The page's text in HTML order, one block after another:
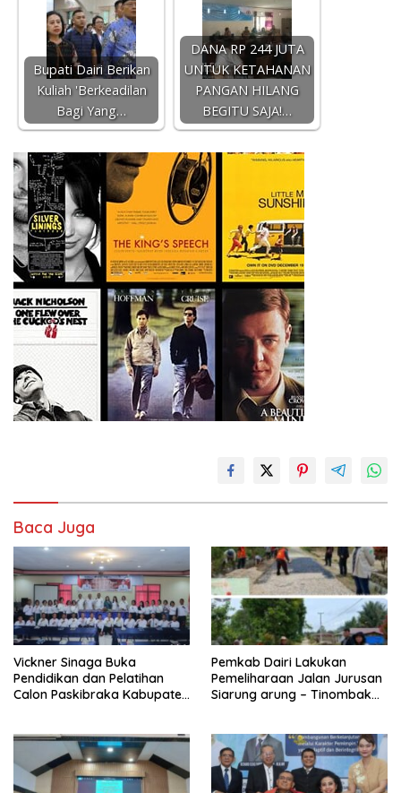
Bupati Dairi Berikan
Kuliah 'Berkeadilan
Bagi Yang…
DANA RP 244 JUTA
UNTUK KETAHANAN
PANGAN HILANG
BEGITU SAJA!…
Baca Juga
Vickner Sinaga Buka
Pendidikan dan Pelatihan
Calon Paskibraka Kabupaten
Pemkab Dairi Lakukan
Pemeliharaan Jalan Jurusan
Siarung arung – Tinombak